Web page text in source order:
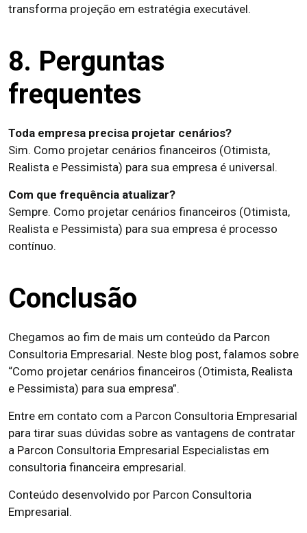
transforma projeção em estratégia executável.
8. Perguntas
frequentes
Toda empresa precisa projetar cenários?
Sim. Como projetar cenários financeiros (Otimista,
Realista e Pessimista) para sua empresa é universal.
Com que frequência atualizar?
Sempre. Como projetar cenários financeiros (Otimista,
Realista e Pessimista) para sua empresa é processo
contínuo.
Conclusão
Chegamos ao fim de mais um conteúdo da Parcon
Consultoria Empresarial. Neste blog post, falamos sobre
“Como projetar cenários financeiros (Otimista, Realista
e Pessimista) para sua empresa”.
Entre em contato com a Parcon Consultoria Empresarial
para tirar suas dúvidas sobre as vantagens de contratar
a Parcon Consultoria Empresarial Especialistas em
consultoria financeira empresarial.
Conteúdo desenvolvido por Parcon Consultoria
Empresarial.